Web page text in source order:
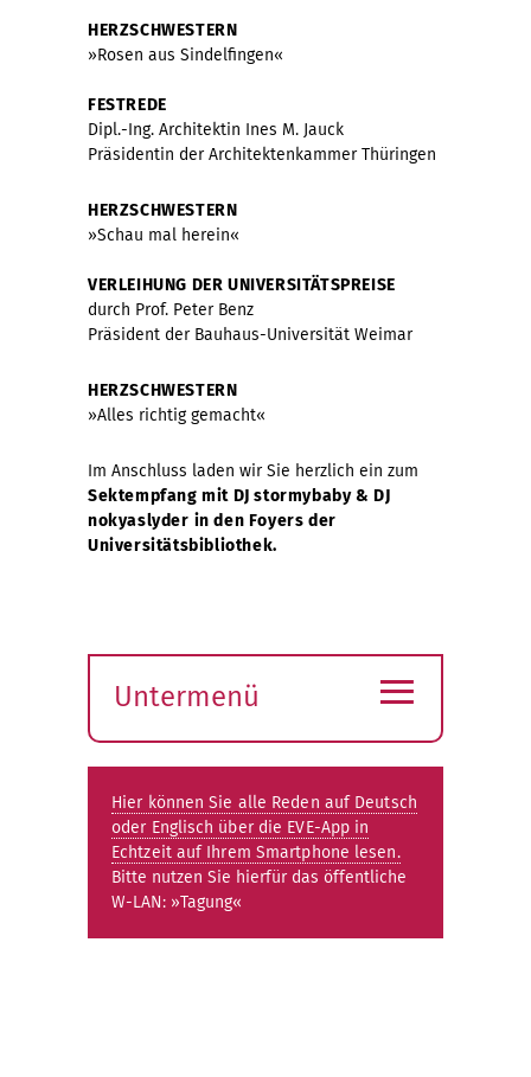
HERZSCHWESTERN
»Rosen aus Sindelfingen«
FESTREDE
Dipl.-Ing. Architektin Ines M. Jauck
Präsidentin der Architektenkammer Thüringen
HERZSCHWESTERN
»Schau mal herein«
VERLEIHUNG DER UNIVERSITÄTSPREISE
durch Prof. Peter Benz
Präsident der Bauhaus-Universität Weimar
HERZSCHWESTERN
»Alles richtig gemacht«
Im Anschluss laden wir Sie herzlich ein zum
Sektempfang mit DJ stormybaby & DJ
nokyaslyder in den Foyers der
Universitätsbibliothek.
Untermenü
öffnen
≡
Hier können Sie alle Reden auf Deutsch
oder Englisch über die EVE-App in
Echtzeit auf Ihrem Smartphone lesen.
Bitte nutzen Sie hierfür das öffentliche
W-LAN: »Tagung«